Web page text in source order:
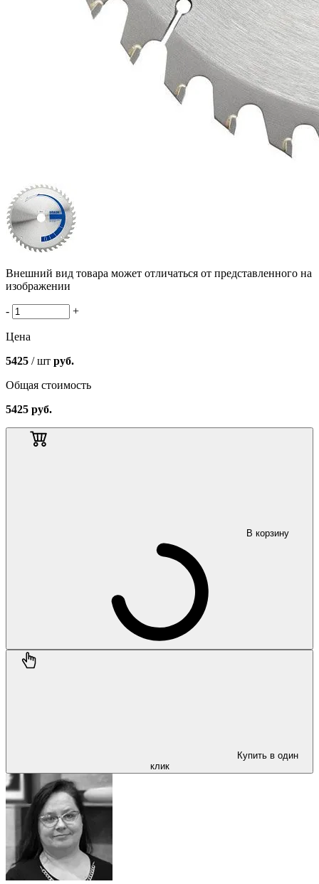
Внешний вид товара может отличаться от представленного на
изображении
- +
Цена
5425 / шт руб.
Общая стоимость
5425 руб.
В корзину
Купить в один
клик